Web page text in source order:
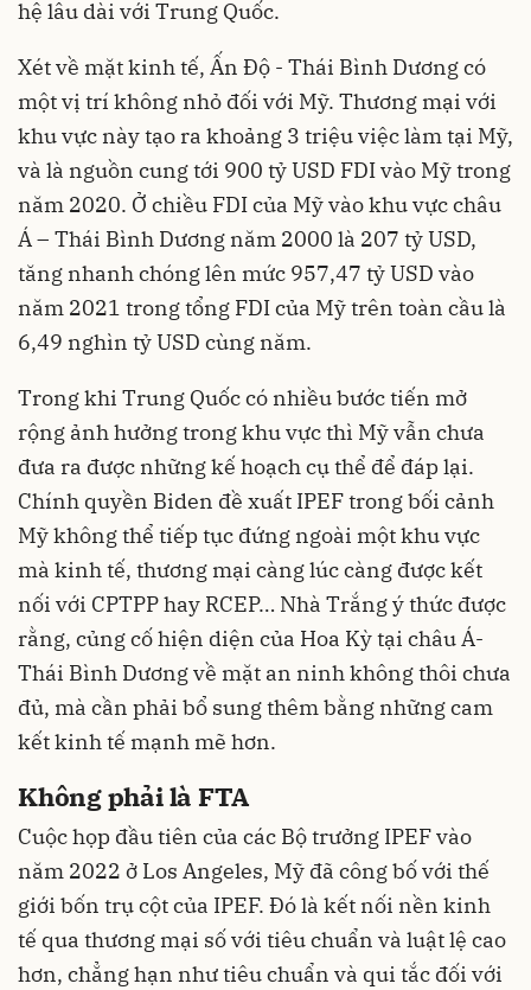
hệ lâu dài với Trung Quốc.
Xét về mặt kinh tế, Ấn Độ - Thái Bình Dương có
một vị trí không nhỏ đối với Mỹ. Thương mại với
khu vực này tạo ra khoảng 3 triệu việc làm tại Mỹ,
và là nguồn cung tới 900 tỷ USD FDI vào Mỹ trong
năm 2020. Ở chiều FDI của Mỹ vào khu vực châu
Á – Thái Bình Dương năm 2000 là 207 tỷ USD,
tăng nhanh chóng lên mức 957,47 tỷ USD vào
năm 2021 trong tổng FDI của Mỹ trên toàn cầu là
6,49 nghìn tỷ USD cùng năm.
Trong khi Trung Quốc có nhiều bước tiến mở
rộng ảnh hưởng trong khu vực thì Mỹ vẫn chưa
đưa ra được những kế hoạch cụ thể để đáp lại.
Chính quyền Biden đề xuất IPEFtrong bối cảnh
Mỹ không thể tiếp tục đứng ngoài một khu vực
mà kinh tế, thương mại càng lúc càng được kết
nối với CPTPP hay RCEP… Nhà Trắng ý thức được
rằng, củng cố hiện diện của Hoa Kỳ tại châu Á-
Thái Bình Dương về mặt an ninh không thôi chưa
đủ, mà cần phải bổ sung thêm bằng những cam
kết kinh tế mạnh mẽ hơn.
Không phải là FTA
Cuộc họp đầu tiên của các Bộ trưởng IPEF vào
năm 2022 ở Los Angeles, Mỹ đã công bố với thế
giới bốn trụ cột của IPEF. Đó là kết nối nền kinh
tế qua thương mại số với tiêu chuẩn và luật lệ cao
hơn, chẳng hạn như tiêu chuẩn và qui tắc đối với